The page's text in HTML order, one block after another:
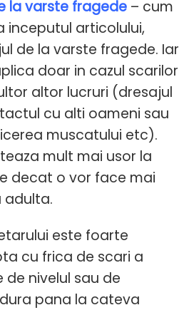
la varste fragede– cum
inceputul articolului,
de la varste fragede. Iar
doar in cazul scarilor
altor lucruri (dresajul
cu alti oameni sau
muscatului etc).
mult mai usor la
decat o vor face mai
adulta.
este foarte
cu frica de scari a
de nivelul sau de
pana la cateva